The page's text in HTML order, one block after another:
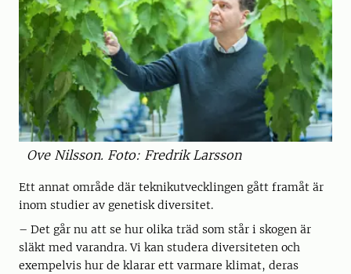
Ove Nilsson. Foto: Fredrik Larsson
Ett annat område där teknikutvecklingen gått framåt är
inom studier av genetisk diversitet.
– Det går nu att se hur olika träd som står i skogen är
släkt med varandra. Vi kan studera diversiteten och
exempelvis hur de klarar ett varmare klimat, deras